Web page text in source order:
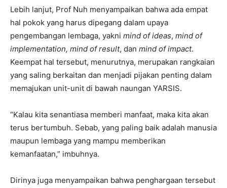
Lebih lanjut, Prof Nuh menyampaikan bahwa ada empat
hal pokok yang harus dipegang dalam upaya
pengembangan lembaga, yakni mind of ideas, mind of
implementation, mind of result, dan mind of impact.
Keempat hal tersebut, menurutnya, merupakan rangkaian
yang saling berkaitan dan menjadi pijakan penting dalam
memajukan unit-unit di bawah naungan YARSIS.
“Kalau kita senantiasa memberi manfaat, maka kita akan
terus bertumbuh. Sebab, yang paling baik adalah manusia
maupun lembaga yang mampu memberikan
kemanfaatan,” imbuhnya.
Dirinya juga menyampaikan bahwa penghargaan tersebut